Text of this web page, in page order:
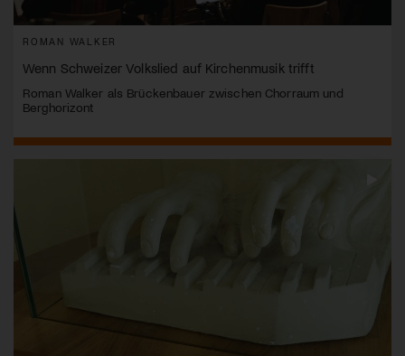
ROMAN WALKER
Wenn Schweizer Volkslied auf Kirchenmusik trifft
Roman Walker als Brückenbauer zwischen Chorraum und
Berghorizont